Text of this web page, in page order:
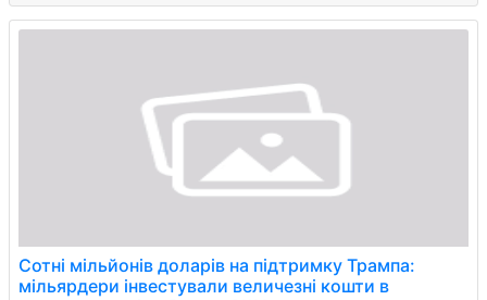
Сотні мільйонів доларів на підтримку Трампа:
мільярдери інвестували величезні кошти в